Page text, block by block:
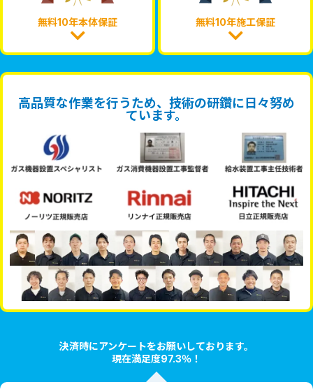
無料10年本体保証 無料10年施工保証
高品質な作業を行うため、技術の研鑽に日々努め
ています。
決済時にアンケートをお願いしております。
現在満足度97.3％！